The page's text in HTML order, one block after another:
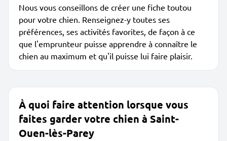
Nous vous conseillons de créer une fiche toutou
pour votre chien. Renseignez-y toutes ses
préférences, ses activités favorites, de façon à ce
que l'emprunteur puisse apprendre à connaître le
chien au maximum et qu'il puisse lui faire plaisir.
À quoi faire attention lorsque vous
faites garder votre chien à Saint-
Ouen-lès-Parey